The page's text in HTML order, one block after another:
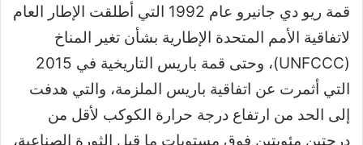
قمة ريو دي جانيرو عام 1992 التي أطلقت الإطار العام
لاتفاقية الأمم المتحدة الإطارية بشأن تغير المناخ
(UNFCCC)، وحتى قمة باريس التاريخية في 2015
التي أثمرت عن اتفاقية باريس الملزمة، والتي هدفت
إلى الحد من ارتفاع درجة حرارة الكوكب لأقل من
درجتين مئويتين فوق مستويات ما قبل الثورة الصناعية،